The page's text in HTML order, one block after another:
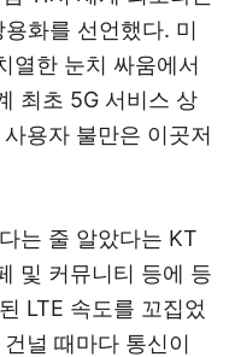
화를 선언했다. 미
열한 눈치 싸움에서
최초 5G 서비스 상
용자 불만은 이곳저
는 줄 알았다는 KT
및 커뮤니티 등에 등
LTE 속도를 꼬집었
널 때마다 통신이